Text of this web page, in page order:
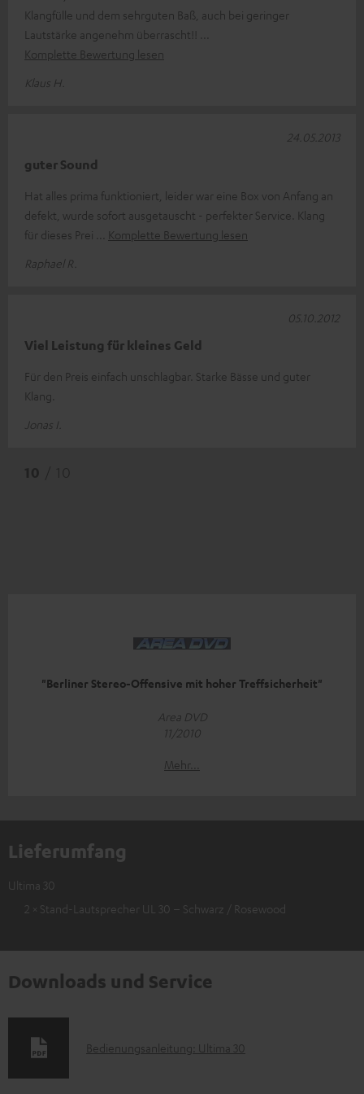
Klangfülle und dem sehrguten Baß, auch bei geringer
Lautstärke angenehm überrascht!!
Komplette Bewertung lesen
Klaus H.
guter Sound
Hat alles prima funktioniert, leider war eine Box von Anfang an
defekt, wurde sofort ausgetauscht - perfekter Service. Klang
für dieses Prei
Komplette Bewertung lesen
Raphael R.
24.05.2013
Viel Leistung für kleines Geld
Für den Preis einfach unschlagbar. Starke Bässe und guter
Klang.
Jonas I.
05.10.2012
"Berliner Stereo-Offensive mit hoher Treffsicherheit"
Area DVD
11/2010
Mehr...
Lieferumfang
Ultima 30
2 × Stand-Lautsprecher UL 30 – Schwarz / Rosewood
Downloads und Service
D
Bedienungsanleitung: Ultima 30